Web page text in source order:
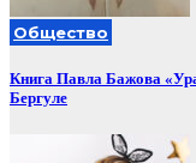
Общество
Книга Павла Бажова
Бергуле